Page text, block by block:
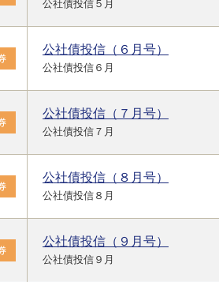
公社債投信５月
公社債投信（６月号）
公社債投信６月
公社債投信（７月号）
公社債投信７月
公社債投信（８月号）
公社債投信８月
公社債投信（９月号）
公社債投信９月